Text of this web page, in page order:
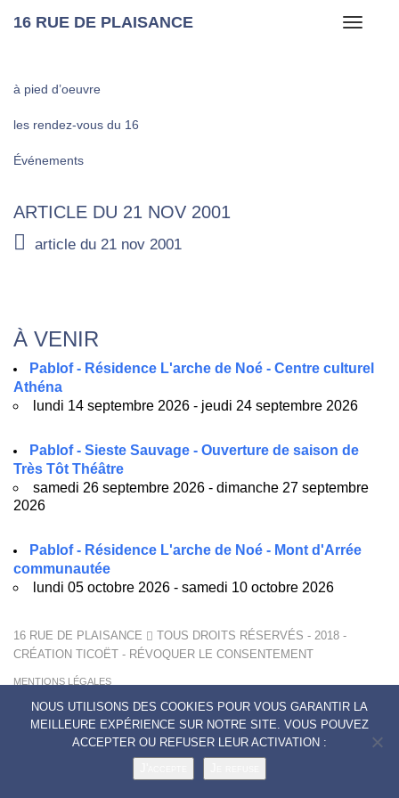
Toggle
16 RUE DE PLAISANCE
à pied d’oeuvre
les rendez-vous du 16
Événements
ARTICLE DU 21 NOV 2001
article du 21 nov 2001
À VENIR
Pablof - Résidence L'arche de Noé - Centre culturel
Athéna
lundi 14 septembre 2026 - jeudi 24 septembre 2026
Pablof - Sieste Sauvage - Ouverture de saison de
Très Tôt Théâtre
samedi 26 septembre 2026 - dimanche 27 septembre
2026
Pablof - Résidence L'arche de Noé - Mont d'Arrée
communautée
lundi 05 octobre 2026 - samedi 10 octobre 2026
16 RUE DE PLAISANCE
TOUS DROITS RÉSERVÉS - 2018 -
CRÉATION TICOËT - RÉVOQUER LE CONSENTEMENT
MENTIONS LÉGALES
NOUS UTILISONS DES COOKIES POUR VOUS GARANTIR LA
MEILLEURE EXPÉRIENCE SUR NOTRE SITE. VOUS POUVEZ
ACCEPTER OU REFUSER LEUR ACTIVATION :